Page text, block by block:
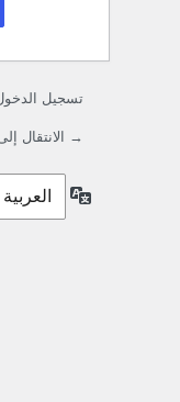
تسجيل
→ الانتقال
اللغة